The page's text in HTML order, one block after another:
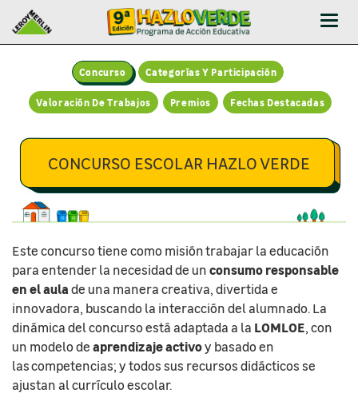
Abrir
Concurso Categorías Y Participación
Valoración De Trabajos Premios Fechas Destacadas
CONCURSO ESCOLAR HAZLO VERDE
Este concurso tiene como misión trabajar la educación
para entender la necesidad de unconsumo responsable
en el aulade una manera creativa, divertida e
innovadora, buscando la interacción del alumnado. La
dinámica del concurso está adaptada a la LOMLOE, con
un modelo deaprendizaje activoy basado en
las competencias; y todos sus recursos didácticos se
ajustan al currículo escolar.